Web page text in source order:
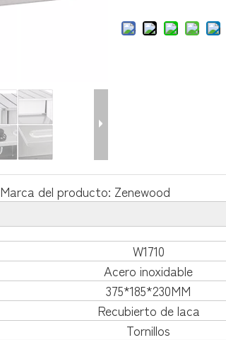
Marca del producto: Zenewood
W1710
Acero inoxidable
375*185*230MM
Recubierto de laca
Tornillos